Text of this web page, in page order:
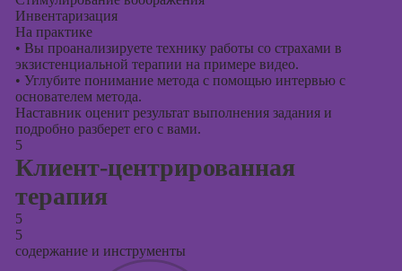
Инвентаризация
На практике
• Вы проанализируете технику работы со страхами в
экзистенциальной терапии на примере видео.
• Углубите понимание метода с помощью интервью с
основателем метода.
Наставник оценит результат выполнения задания и
подробно разберет его с вами.
5
Клиент-центрированная
терапия
5
5
содержание и инструменты